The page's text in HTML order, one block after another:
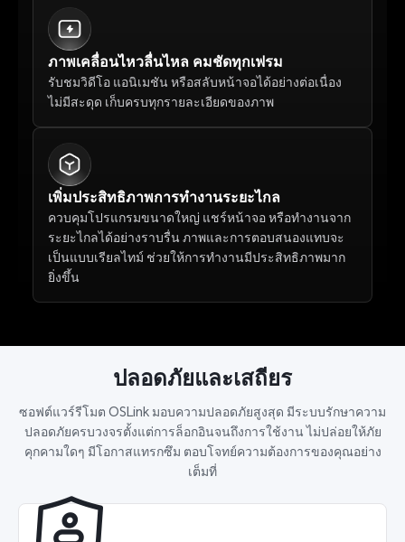
ภาพเคลื่อนไหวลื่นไหล คมชัดทุกเฟรม
รับชมวิดีโอ แอนิเมชัน หรือสลับหน้าจอได้อย่างต่อเนื่อง
ไม่มีสะดุด เก็บครบทุกรายละเอียดของภาพ
เพิ่มประสิทธิภาพการทำงานระยะไกล
ควบคุมโปรแกรมขนาดใหญ่ แชร์หน้าจอ หรือทำงานจาก
ระยะไกลได้อย่างราบรื่น ภาพและการตอบสนองแทบจะ
เป็นแบบเรียลไทม์ ช่วยให้การทำงานมีประสิทธิภาพมาก
ยิ่งขึ้น
ปลอดภัยและเสถียร
ซอฟต์แวร์รีโมต OSLink มอบความปลอดภัยสูงสุด มีระบบรักษาความ
ปลอดภัยครบวงจรตั้งแต่การล็อกอินจนถึงการใช้งาน ไม่ปล่อยให้ภัย
คุกคามใดๆ มีโอกาสแทรกซึม ตอบโจทย์ความต้องการของคุณอย่าง
เต็มที่